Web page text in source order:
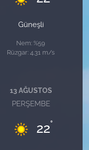
Güneşli
Nem: %59
Rüzgar: 4.31 m/s
13 AĞUSTOS
PERŞEMBE
22°